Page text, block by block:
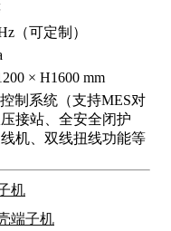
（可定制）
× H1600 mm
控制系统（支持MES对
接站、全安全闭护
机、双线扭线功能等
机
端子机